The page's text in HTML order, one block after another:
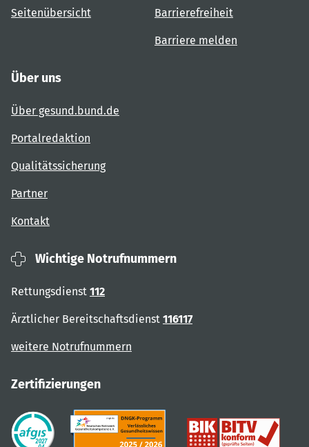
Seitenübersicht Barrierefreiheit
Barriere melden
Über uns
Über gesund.bund.de
Portalredaktion
Qualitätssicherung
Partner
Kontakt
Wichtige Notrufnummern
Rettungsdienst 112
Ärztlicher Bereitschaftsdienst 116117
weitere Notrufnummern
Zertifizierungen